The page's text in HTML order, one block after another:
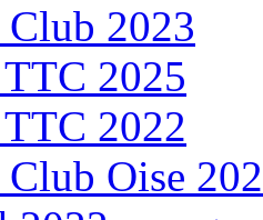
2023
2025
2022
Oise